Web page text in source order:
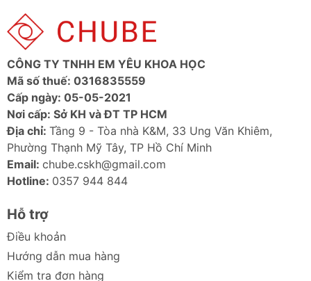
CÔNG TY TNHH EM YÊU KHOA HỌC
Mã số thuế: 0316835559
Cấp ngày: 05-05-2021
Nơi cấp: Sở KH và ĐT TP HCM
Địa chỉ: Tầng 9 - Tòa nhà K&M, 33 Ung Văn Khiêm,
Phường Thạnh Mỹ Tây, TP Hồ Chí Minh
Email: chube.cskh@gmail.com
Hotline: 0357 944 844
Hỗ trợ
Điều khoản
Hướng dẫn mua hàng
Kiểm tra đơn hàng